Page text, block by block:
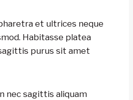
et ultrices neque
Habitasse platea
purus sit amet
nec sagittis aliquam